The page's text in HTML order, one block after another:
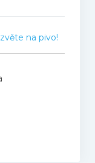
na pivo!